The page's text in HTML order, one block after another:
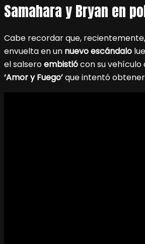
Samahara y Bryan en
Cabe recordar que,
envuelta en un nuevo escándalo
el salseroembistiócon su vehículo
‘Amor y Fuego’que intentó